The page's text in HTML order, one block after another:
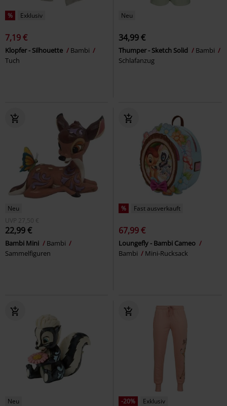
% Exklusiv
7,19 €
Klopfer - Silhouette
Bambi
Tuch
Neu
34,99 €
Thumper - Sketch Solid
Bambi
Schlafanzug
Neu
UVP
27,50 €
22,99 €
Bambi Mini
Bambi
Sammelfiguren
% Fast ausverkauft
67,99 €
Loungefly - Bambi Cameo
Bambi
Mini-Rucksack
Neu
-20%
Exklusiv